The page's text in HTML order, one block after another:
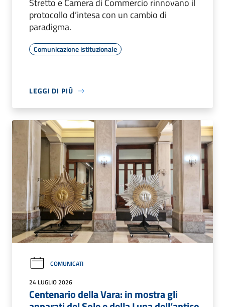
Stretto e Camera di Commercio rinnovano il
protocollo d’intesa con un cambio di
paradigma.
Comunicazione istituzionale
LEGGI DI PIÙ
COMUNICATI
24 LUGLIO 2026
Centenario della Vara: in mostra gli